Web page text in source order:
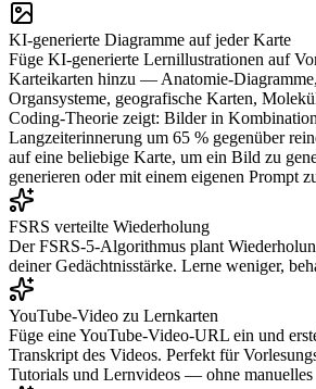
KI-generierte Diagramme auf jeder Karte
Füge KI-generierte Lernillustrationen auf
Karteikarten hinzu — Anatomie-
Organsysteme, geografische Karten,
Coding-Theorie zeigt: Bilder in
Langzeiterinnerung um 65 % gegenüber
auf eine beliebige Karte, um ein Bild zu
generieren oder mit einem eigenen Prompt
FSRS verteilte Wiederholung
Der FSRS-5-Algorithmus plant
deiner Gedächtnisstärke. Lerne weniger,
YouTube-Video zu Lernkarten
Füge eine YouTube-Video-URL ein und
Transkript des Videos. Perfekt für
Tutorials und Lernvideos — ohne